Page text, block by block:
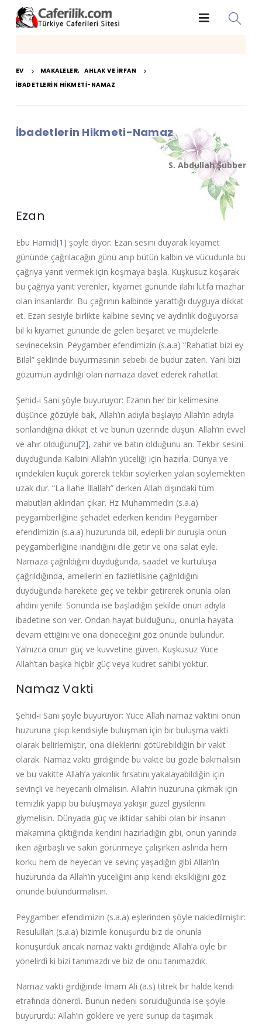
EV MAKALELER, AHLAK VE İRFAN
İBADETLERIN HIKMETI-NAMAZ
İbadetlerin Hikmeti-Namaz
S. Abdullah Şubber
Ezan
Ebu Hamid[1] şöyle diyor: Ezan sesini duyarak kıyamet
gününde çağrılacağın günü anıp bütün kalbin ve vücudunla bu
çağrıya yanıt vermek için koşmaya başla. Kuşkusuz koşarak
bu çağrıya yanıt verenler, kıyamet gününde ilahi lütfa mazhar
olan insanlardır. Bu çağrının kalbinde yarattığı duyguya dikkat
et. Ezan sesiyle birlikte kalbine sevinç ve aydınlık doğuyorsa
bil ki kıyamet gününde de gelen beşaret ve müjdelerle
sevineceksin. Peygamber efendimizin (s.a.a) “Rahatlat bizi ey
Bilal” şeklinde buyurmasının sebebi de budur zaten. Yani bizi
gözümün aydınlığı olan namaza davet ederek rahatlat.
Şehid-i Sani şöyle buyuruyor: Ezanın her bir kelimesine
düşünce gözüyle bak, Allah’ın adıyla başlayıp Allah’ın adıyla
sonlandığına dikkat et ve bunun üzerinde düşün. Allah’ın evvel
ve ahır olduğunu[2], zahir ve batın olduğunu an. Tekbir sesini
duyduğunda Kalbini Allah’ın yüceliği için hazırla. Dünya ve
içindekileri küçük görerek tekbir söylerken yalan söylemekten
uzak dur. “La İlahe İllallah” derken Allah dışındaki tüm
mabutları aklından çıkar. Hz Muhammedin (s.a.a)
peygamberliğine şehadet ederken kendini Peygamber
efendimizin (s.a.a) huzurunda bil, edepli bir duruşla onun
peygamberliğine inandığını dile getir ve ona salat eyle.
Namaza çağrıldığını duyduğunda, saadet ve kurtuluşa
çağrıldığında, amellerin en faziletlisine çağrıldığını
duyduğunda harekete geç ve tekbir getirerek onunla olan
ahdini yenile. Sonunda ise başladığın şekilde onun adıyla
ibadetine son ver. Ondan hayat bulduğunu, onunla hayata
devam ettiğini ve ona döneceğini göz önünde bulundur.
Yalnızca onun güç ve kuvvetine güven. Kuşkusuz Yüce
Allah’tan başka hiçbir güç veya kudret sahibi yoktur.
Namaz Vakti
Şehid-i Sani şöyle buyuruyor: Yüce Allah namaz vaktini onun
huzuruna çıkıp kendisiyle buluşman için bir buluşma vakti
olarak belirlemiştir, ona dileklerini götürebildiğin bir vakit
olarak. Namaz vakti girdiğinde bu vakte bu gözle bakmalısın
ve bu vakitte Allah’a yakınlık fırsatını yakalayabildiğin için
sevinçli ve heyecanlı olmalısın. Allah’ın huzuruna çıkmak için
temizlik yapıp bu buluşmaya yakışır güzel giysilerini
giymelisin. Dünyada güç ve iktidar sahibi olan bir insanın
makamına çıktığında kendini hazırladığın gibi, onun yanında
iken ağırbaşlı ve sakin görünmeye çalışırken aslında hem
korku hem de heyecan ve sevinç yaşadığın gibi Allah’ın
huzurunda da Allah’ın yüceliğini anıp kendi eksikliğini göz
önünde bulundurmalısın.
Peygamber efendimizin (s.a.a) eşlerinden şöyle nakledilmiştir:
Resulullah (s.a.a) bizimle konuşurdu biz de onunla
konuşurduk ancak namaz vakti girdiğinde Allah’a öyle bir
yönelirdi ki bizi tanımazdı ve biz de onu tanımazdık.
Namaz vakti girdiğinde İmam Ali (a.s) titrek bir halde kendi
etrafında dönerdi. Bunun nedeni sorulduğunda ise şöyle
buyururdu: Allah’ın göklere ve yere sunup da taşımak